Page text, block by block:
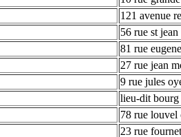
121 avenue
56 rue st jean
81 rue
27 rue jean
9 rue jules
lieu-dit bourg
78 rue louvel
23 rue fournet